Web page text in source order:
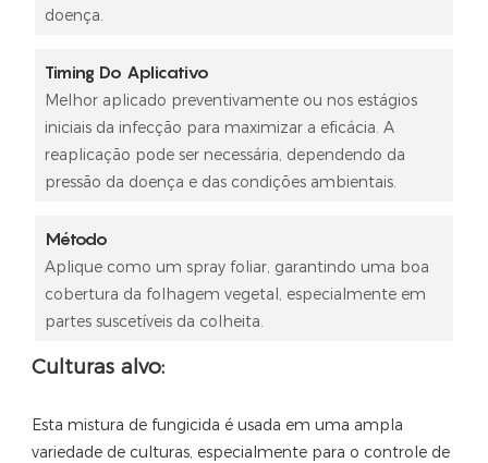
doença.
Timing Do Aplicativo
Melhor aplicado preventivamente ou nos estágios
iniciais da infecção para maximizar a eficácia. A
reaplicação pode ser necessária, dependendo da
pressão da doença e das condições ambientais.
Método
Aplique como um spray foliar, garantindo uma boa
cobertura da folhagem vegetal, especialmente em
partes suscetíveis da colheita.
Culturas alvo:
Esta mistura de fungicida é usada em uma ampla
variedade de culturas, especialmente para o controle de